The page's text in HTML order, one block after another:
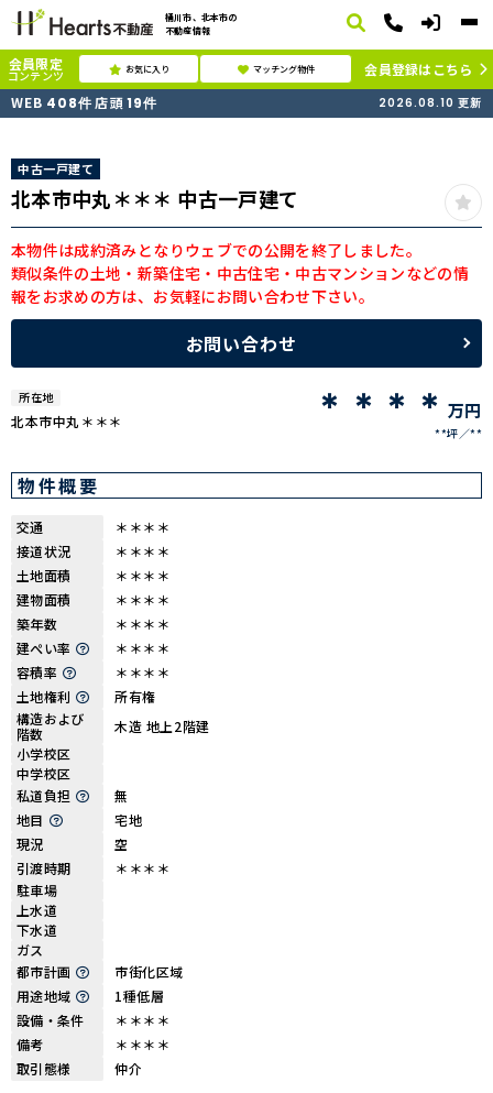
桶川市、北本市の
不動産情報
会員限定
コンテンツ お気に入り マッチング物件
会員登録はこちら
WEB 408件 店頭19件 2026.08.10 更新
中古一戸建て
北本市中丸＊＊＊ 中古一戸建て
本物件は成約済みとなりウェブでの公開を終了しました。
類似条件の土地・新築住宅・中古住宅・中古マンションなどの情
報をお求めの方は、お気軽にお問い合わせ下さい。
お問い合わせ
所在地
北本市中丸＊＊＊ ＊＊＊＊ 万円
**坪 **
物件概要
交通
＊＊＊＊
接道状況
＊＊＊＊
土地面積
＊＊＊＊
建物面積
＊＊＊＊
築年数
＊＊＊＊
建ぺい率
＊＊＊＊
容積率
＊＊＊＊
土地権利
所有権
構造および
階数
木造 地上2階建
小学校区
中学校区
私道負担
無
地目
宅地
現況
空
引渡時期
＊＊＊＊
駐車場
上水道
下水道
ガス
都市計画
市街化区域
用途地域
1種低層
設備・条件
＊＊＊＊
備考
＊＊＊＊
取引態様
仲介